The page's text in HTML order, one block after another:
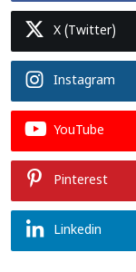
X (Twitter)
Instagram
YouTube
Pinterest
Linkedin